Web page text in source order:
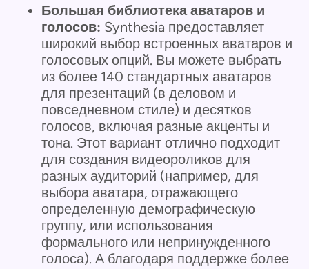
Большая библиотека аватаров и
голосов: Synthesia предоставляет
широкий выбор встроенных аватаров и
голосовых опций. Вы можете выбрать
из более 140 стандартных аватаров
для презентаций (в деловом и
повседневном стиле) и десятков
голосов, включая разные акценты и
тона. Этот вариант отлично подходит
для создания видеороликов для
разных аудиторий (например, для
выбора аватара, отражающего
определенную демографическую
группу, или использования
формального или непринужденного
голоса). А благодаря поддержке более